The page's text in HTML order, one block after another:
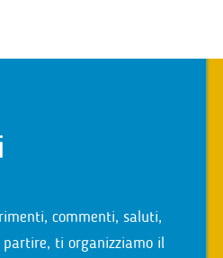
commenti, saluti,
ti organizziamo il